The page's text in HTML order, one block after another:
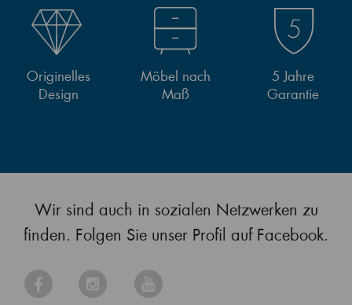
Originelles
Design
Möbel nach
Maß
5 Jahre
Garantie
Wir sind auch in sozialen Netzwerken zu
finden. Folgen Sie unser Profil auf Facebook.